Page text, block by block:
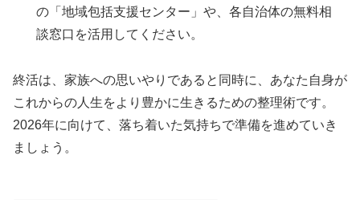
の「地域包括支援センター」や、各自治体の無料相
談窓口を活用してください。
終活は、家族への思いやりであると同時に、あなた自身が
これからの人生をより豊かに生きるための整理術です。
2026年に向けて、落ち着いた気持ちで準備を進めていき
ましょう。